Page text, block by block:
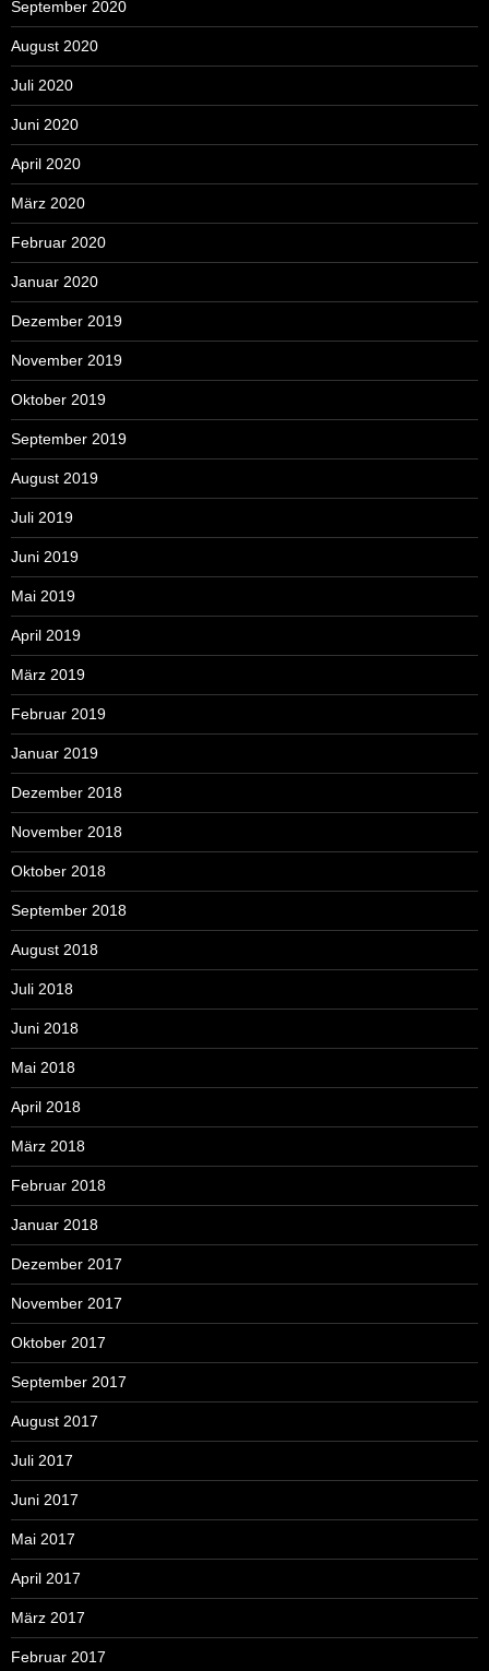
September 2020
August 2020
Juli 2020
Juni 2020
April 2020
März 2020
Februar 2020
Januar 2020
Dezember 2019
November 2019
Oktober 2019
September 2019
August 2019
Juli 2019
Juni 2019
Mai 2019
April 2019
März 2019
Februar 2019
Januar 2019
Dezember 2018
November 2018
Oktober 2018
September 2018
August 2018
Juli 2018
Juni 2018
Mai 2018
April 2018
März 2018
Februar 2018
Januar 2018
Dezember 2017
November 2017
Oktober 2017
September 2017
August 2017
Juli 2017
Juni 2017
Mai 2017
April 2017
März 2017
Februar 2017